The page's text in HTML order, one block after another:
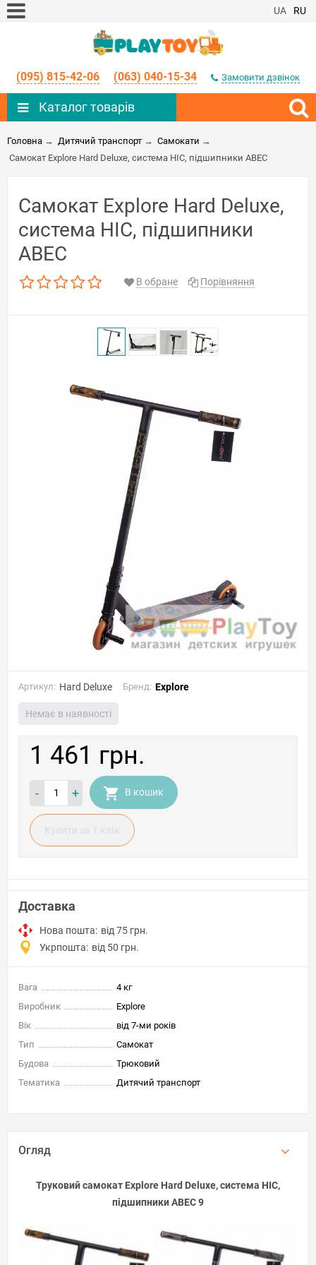
UA RU
(095) 815-42-06 (063) 040-15-34 Замовити дзвінок
Каталог товарів
Головна → Дитячий транспорт → Самокати →
Самокат Explore Hard Deluxe, система HIC, підшипники ABEC
Самокат Explore Hard Deluxe,
система HIC, підшипники
ABEC
В обране Порівняння
Артикул: Hard Deluxe Бренд: Explore
Немає в наявності
1 461 грн.
- + В кошик
Доставка
Нова пошта: від 75 грн.
Укрпошта: від 50 грн.
Вага
4 кг
Виробник
Explore
Вік
від 7-ми років
Тип
Самокат
Будова
Трюковий
Тематика
Дитячий транспорт
Огляд
Труковий самокат Explore Hard Deluxe, система HIC,
підшипники ABEC 9